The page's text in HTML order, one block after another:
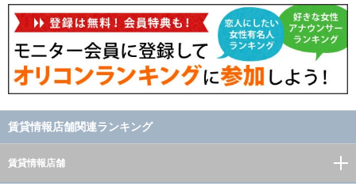
賃貸情報店舗関連ランキング
賃貸情報店舗